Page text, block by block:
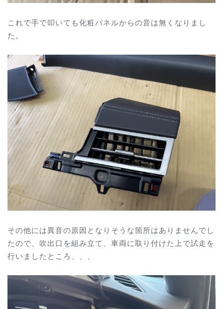
これで手で叩いても化粧パネルからの音は無くなりまし
た。
その他には異音の原因となりそうな箇所はありませんでし
たので、吹出口を組み立て、車両に取り付けた上で試走を
行いましたところ、、、